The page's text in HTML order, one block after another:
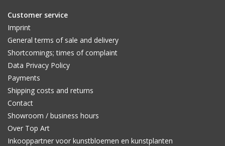
Customer service
Imprint
General terms of sale and delivery
Shortcomings; times of complaint
Data Privacy Policy
Payments
Shipping costs and returns
Contact
Showroom / business hours
Over Top Art
Inkooppartner voor kunstbloemen en kunstplanten